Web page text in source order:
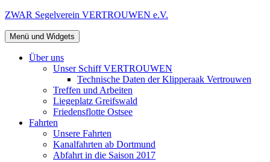
Zum
springen
ZWAR Segelverein VERTROUWEN e.V.
Menü und Widgets
Über uns
Unser Schiff VERTROUWEN
Technische Daten der Klipperaak Vertrouwen
Treffen und Arbeiten
Liegeplatz Greifswald
Friedensflotte Ostsee
Fahrten
Unsere Fahrten
Kanalfahrten ab Dortmund
Abfahrt in die Saison 2017